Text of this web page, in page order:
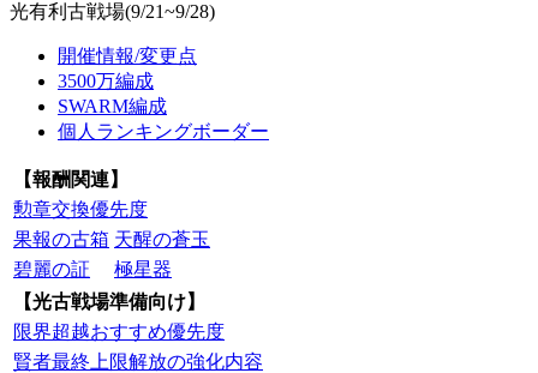
光有利古戦場(9/21~9/28)
開催情報/変更点
3500万編成
SWARM編成
個人ランキングボーダー
【報酬関連】
勲章交換優先度
果報の古箱 天醒の蒼玉
碧麗の証
極星器
【光古戦場準備向け】
限界超越おすすめ優先度
賢者最終上限解放の強化内容